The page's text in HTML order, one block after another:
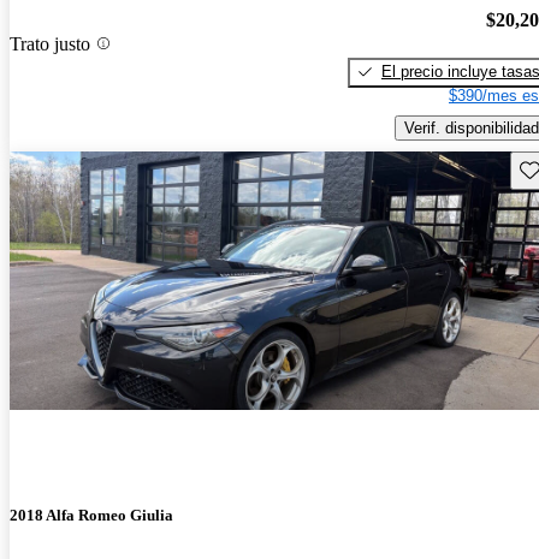
Trato justo
El precio incluye tasas
$390/mes
Verif. disponibilidad
2018 Alfa Romeo Giulia